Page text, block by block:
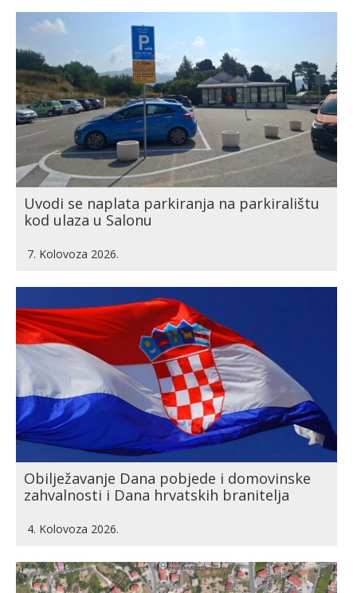
Uvodi se naplata parkiranja na parkiralištu
kod ulaza u Salonu
7. Kolovoza 2026.
Obilježavanje Dana pobjede i domovinske
zahvalnosti i Dana hrvatskih branitelja
4. Kolovoza 2026.